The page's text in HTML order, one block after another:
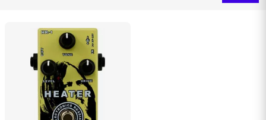
Home Studio
Casques
Micros & HF